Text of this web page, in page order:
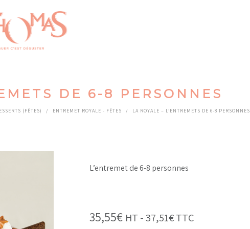
DE 6-8 PERSONNES
(FÊTES) / ENTREMET ROYALE - FÊTES / LA ROYALE – L’ENTREMETS DE 6-8 PERSONNES
L’entremet de 6-8 personnes
35,55€ HT -37,51€TTC